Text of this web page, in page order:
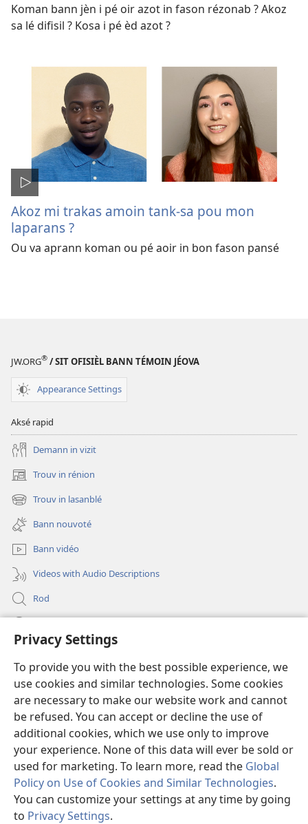
Privacy Settings
To provide you with the best possible experience, we
use cookies and similar technologies. Some cookies
are necessary to make our website work and cannot
be refused. You can accept or decline the use of
additional cookies, which we use only to improve
your experience. None of this data will ever be sold or
used for marketing. To learn more, read the Global
Policy on Use of Cookies and Similar Technologies.
You can customize your settings at any time by going
to Privacy Settings.
Koman bann jèn i pé oir azot in fason rézonab ? Akoz
sa lé difisil ? Kosa i pé èd azot ?
Akoz mi trakas amoin tank-sa pou mon
laparans ?
Ou va aprann koman ou pé aoir in bon fason pansé
JW.ORG® / SIT OFISIÈL BANN TÉMOIN JÉOVA
Appearance Settings
Aksé rapid
Demann in vizit
Trouv in rénion
(opens
new
window)
Trouv in lasanblé
(opens
new
window)
Bann nouvoté
Bann vidéo
Videos with Audio Descriptions
Rod
(opens
window)Bibliotèk an lign
(opens
new
window)JW Hub ®
(opens
new
window)
Copyright© 2026 Watch Tower Bible and Tract Society of Pennsylvania.
KONDISION POU UTILIZÉ